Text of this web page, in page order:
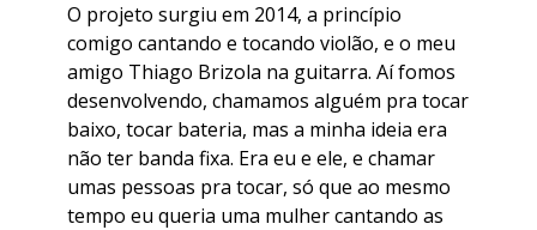
O projeto surgiu em 2014, a princípio
comigo cantando e tocando violão, e o meu
amigo Thiago Brizola na guitarra. Aí fomos
desenvolvendo, chamamos alguém pra tocar
baixo, tocar bateria, mas a minha ideia era
não ter banda fixa. Era eu e ele, e chamar
umas pessoas pra tocar, só que ao mesmo
tempo eu queria uma mulher cantando as